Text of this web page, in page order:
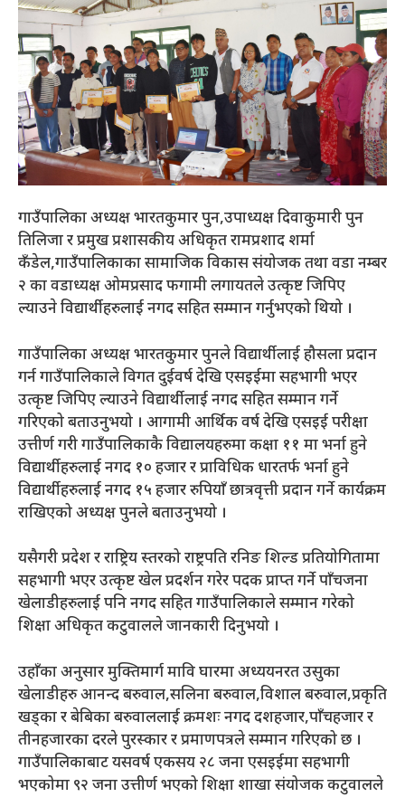
गाउँपालिका अध्यक्ष भारतकुमार पुन,उपाध्यक्ष दिवाकुमारी पुन
तिलिजा र प्रमुख प्रशासकीय अधिकृत रामप्रशाद शर्मा
कँडेल,गाउँपालिकाका सामाजिक विकास संयोजक तथा वडा नम्बर
२ का वडाध्यक्ष ओमप्रसाद फगामी लगायतले उत्कृष्ट जिपिए
ल्याउने विद्यार्थीहरुलाई नगद सहित सम्मान गर्नुभएको थियो ।
गाउँपालिका अध्यक्ष भारतकुमार पुनले विद्यार्थीलाई हौसला प्रदान
गर्न गाउँपालिकाले विगत दुईवर्ष देखि एसइईमा सहभागी भएर
उत्कृष्ट जिपिए ल्याउने विद्यार्थीलाई नगद सहित सम्मान गर्ने
गरिएको बताउनुभयो । आगामी आर्थिक वर्ष देखि एसइई परीक्षा
उत्तीर्ण गरी गाउँपालिकाकै विद्यालयहरुमा कक्षा ११ मा भर्ना हुने
विद्यार्थीहरुलाई नगद १० हजार र प्राविधिक धारतर्फ भर्ना हुने
विद्यार्थीहरुलाई नगद १५ हजार रुपियाँ छात्रवृत्ती प्रदान गर्ने कार्यक्रम
राखिएको अध्यक्ष पुनले बताउनुभयो ।
यसैगरी प्रदेश र राष्ट्रिय स्तरको राष्ट्रपति रनिङ शिल्ड प्रतियोगितामा
सहभागी भएर उत्कृष्ट खेल प्रदर्शन गरेर पदक प्राप्त गर्ने पाँचजना
खेलाडीहरुलाई पनि नगद सहित गाउँपालिकाले सम्मान गरेको
शिक्षा अधिकृत कटुवालले जानकारी दिनुभयो ।
उहाँका अनुसार मुक्तिमार्ग मावि घारमा अध्ययनरत उसुका
खेलाडीहरु आनन्द बरुवाल,सलिना बरुवाल,विशाल बरुवाल,प्रकृति
खड्का र बेबिका बरुवाललाई क्रमशः नगद दशहजार,पाँचहजार र
तीनहजारका दरले पुरस्कार र प्रमाणपत्रले सम्मान गरिएको छ ।
गाउँपालिकाबाट यसवर्ष एकसय २८ जना एसइईमा सहभागी
भएकोमा ९२ जना उत्तीर्ण भएको शिक्षा शाखा संयोजक कटुवालले